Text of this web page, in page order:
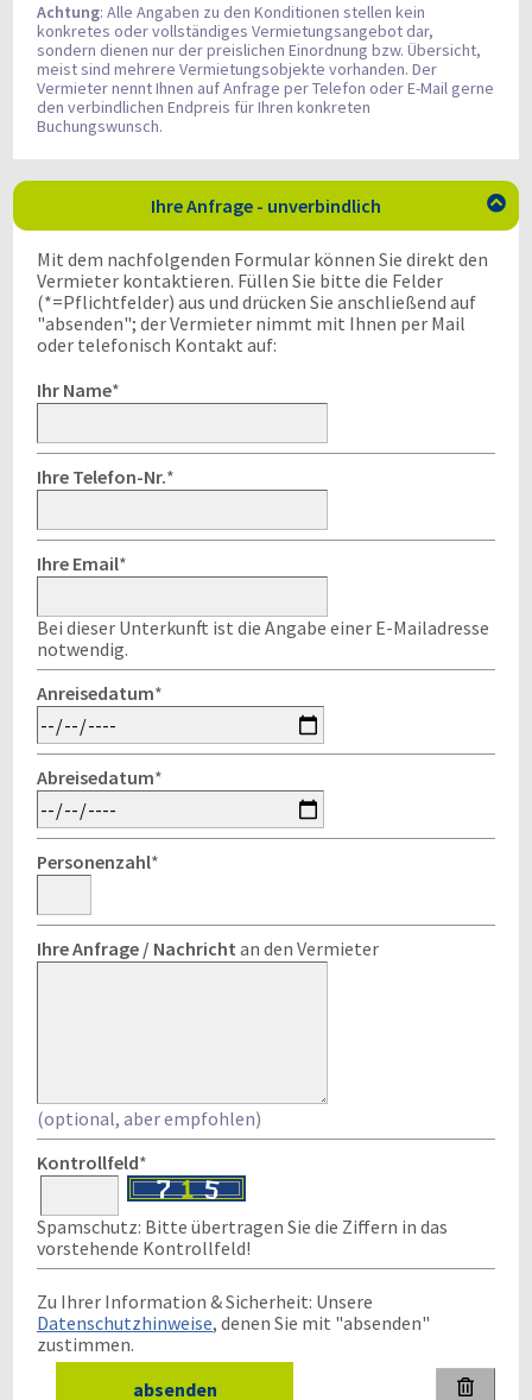
Achtung: Alle Angaben zu den Konditionen stellen kein
konkretes oder vollständiges Vermietungsangebot dar,
sondern dienen nur der preislichen Einordnung bzw. Übersicht,
meist sind mehrere Vermietungsobjekte vorhanden. Der
Vermieter nennt Ihnen auf Anfrage per Telefon oder E-Mail gerne
den verbindlichen Endpreis für Ihren konkreten
Buchungswunsch.
Ihre Anfrage - unverbindlich 
Mit dem nachfolgenden Formular können Sie direkt den
Vermieter kontaktieren. Füllen Sie bitte die Felder
(*=Pflichtfelder) aus und drücken Sie anschließend auf
"absenden"; der Vermieter nimmt mit Ihnen per Mail
oder telefonisch Kontakt auf:
Ihr Name*
Ihre Telefon-Nr.*
Ihre Email*
Bei dieser Unterkunft ist die Angabe einer E-Mailadresse
notwendig.
Anreisedatum*
Abreisedatum*
Personenzahl*
Ihre Anfrage / Nachricht an den Vermieter
(optional, aber empfohlen)
Kontrollfeld*
Spamschutz: Bitte übertragen Sie die Ziffern in das
vorstehende Kontrollfeld!
Zu Ihrer Information & Sicherheit: Unsere
Datenschutzhinweise, denen Sie mit "absenden"
zustimmen.
